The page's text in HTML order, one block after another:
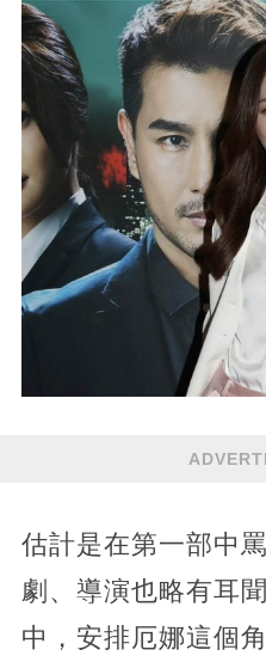
估計是在第一部中
劇、導演也略有耳
中，安排厄娜這個